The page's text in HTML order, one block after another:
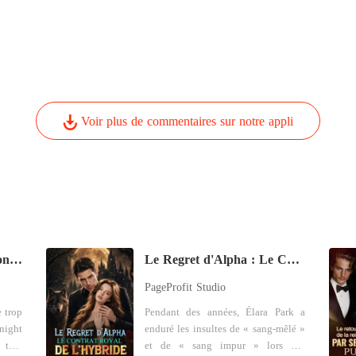
Voir plus de commentaires sur notre appli
Un accord secret avec mon patron milliardaire
trop
Le Regret d'Alpha : Le Contrat Royal de l'Hybride
PageProfit Studio
Pendant des années, Élara Park a
enduré les insultes de « sang-mêlé »
et de « sang impur » lors des